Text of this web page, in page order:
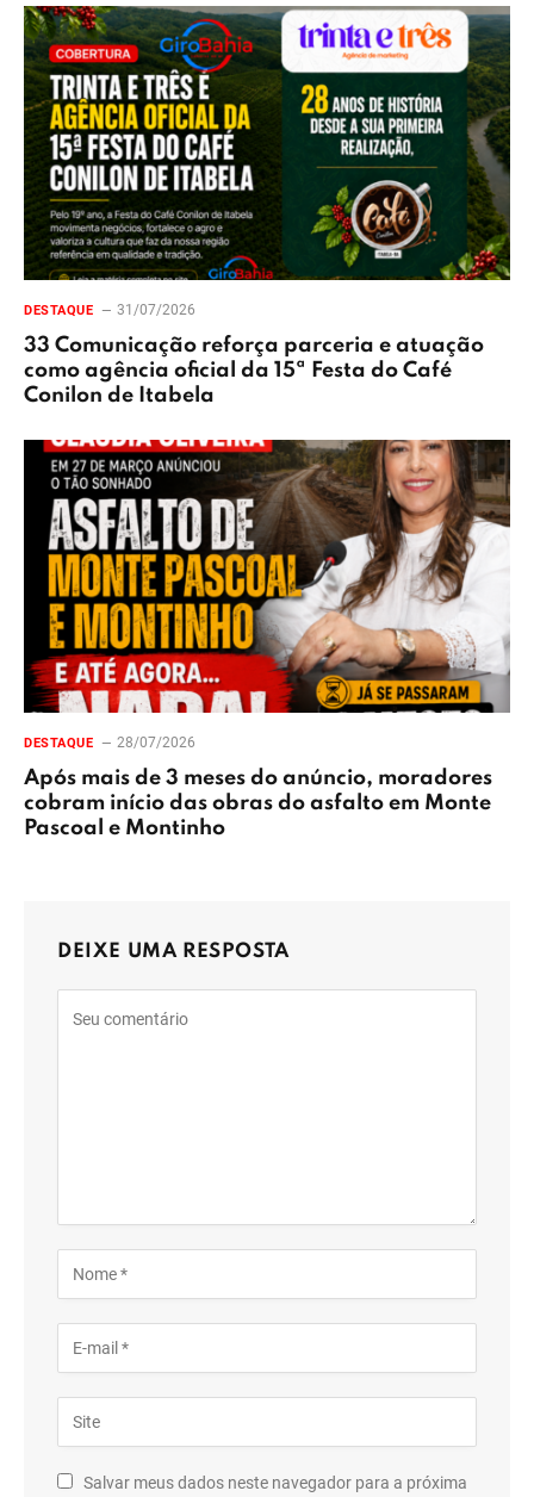
DESTAQUE 31/07/2026
33 Comunicação reforça parceria e atuação
como agência oficial da 15ª Festa do Café
Conilon de Itabela
DESTAQUE 28/07/2026
Após mais de 3 meses do anúncio, moradores
cobram início das obras do asfalto em Monte
Pascoal e Montinho
DEIXE UMA RESPOSTA
Salvar meus dados neste navegador para a próxima